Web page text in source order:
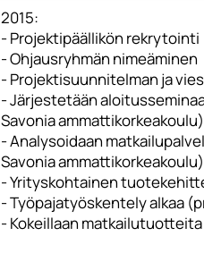
2015:
- Projektipäällikön rekrytointi
- Ohjausryhmän nimeäminen
- Projektisuunnitelman ja
- Järjestetään
Savonia ammattikorkeakoulu)
- Analysoidaan
Savonia ammattikorkeakoulu)
- Yrityskohtainen
- Työpajatyöskentely alkaa
- Kokeillaan